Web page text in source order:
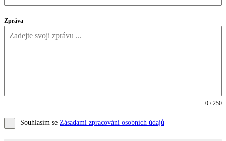
Zpráva
0 / 250
Souhlasím se Zásadami zpracování osobních údajů